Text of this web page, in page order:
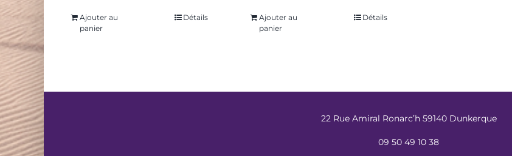
Ajouter au
panier
Détails
Ajouter au
panier
Détails
22 Rue Amiral Ronarc’h 59140 Dunkerque
09 50 49 10 38